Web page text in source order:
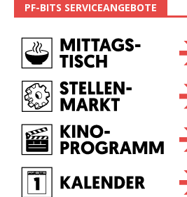
PF-BITS SERVICEANGEBOTE